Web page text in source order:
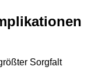
Sorgfalt